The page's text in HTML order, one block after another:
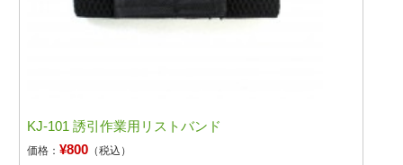
KJ-101 誘引作業用リストバンド
価格：¥800 （税込）